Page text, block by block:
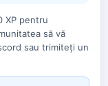
XP pentru
să vă
sau trimiteți un